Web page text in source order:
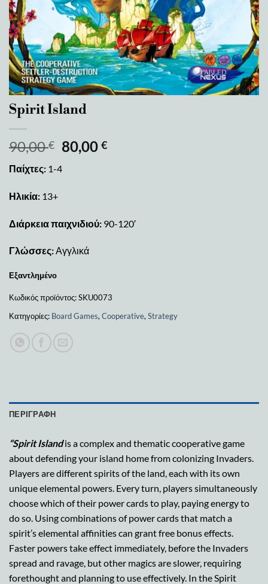
Spirit Island
90,00€ 80,00€
Παίχτες: 1-4
Ηλικία: 13+
Διάρκεια παιχνιδιού: 90-120′
Γλώσσες:Αγγλικά
Εξαντλημένο
Κωδικός προϊόντος:SKU0073
Κατηγορίες: Board Games, Cooperative, Strategy
ΠΕΡΙΓΡΑΦΉ
“Spirit Islandis a complex and thematic cooperative game
about defending your island home from colonizing Invaders.
Players are different spirits of the land, each with its own
unique elemental powers. Every turn, players simultaneously
choose which of their power cards to play, paying energy to
do so. Using combinations of power cards that match a
spirit’s elemental affinities can grant free bonus effects.
Faster powers take effect immediately, before the Invaders
spread and ravage, but other magics are slower, requiring
forethought and planning to use effectively. In the Spirit